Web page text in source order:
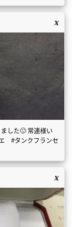
した🙂 常連様い
#タンクフランセ